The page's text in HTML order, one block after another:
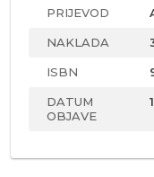
PRIJEVOD
NAKLADA
ISBN
DATUM
OBJAVE